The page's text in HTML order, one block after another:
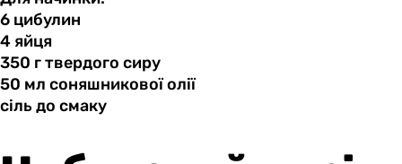
6 цибулин
4 яйця
350 гтвердого сиру
50 мл соняшниковоїолії
сіль до смаку